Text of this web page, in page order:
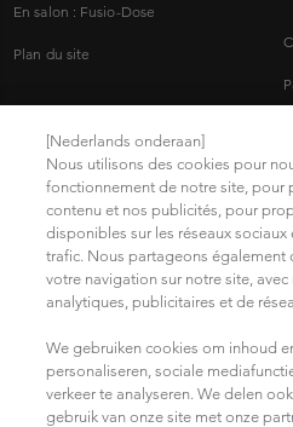
En salon : Fusio-Dose
Plan du site
NOUS REJOINDRE SUR
[Nederlands onderaan]
Nous utilisons des cookies pour
fonctionnement de notre site, pour
contenu et nos publicités, pour
disponibles sur les réseaux sociaux
trafic. Nous partageons également
votre navigation sur notre site, avec
analytiques, publicitaires et de
We gebruiken cookies om inhoud
personaliseren, sociale
verkeer te analyseren. We delen
gebruik van onze site met onze